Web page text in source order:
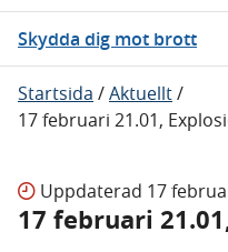
Skydda dig mot brott
Startsida /Aktuellt/
17 februari 21.01,
Uppdaterad 17
17 februari